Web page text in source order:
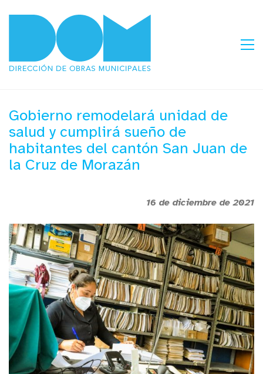
Gobierno remodelará unidad de
salud y cumplirá sueño de
habitantes del cantón San Juan de
la Cruz de Morazán
16 de diciembre de 2021